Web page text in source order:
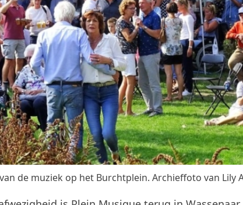
de muziek op het Burchtplein. Archieffoto van Lily